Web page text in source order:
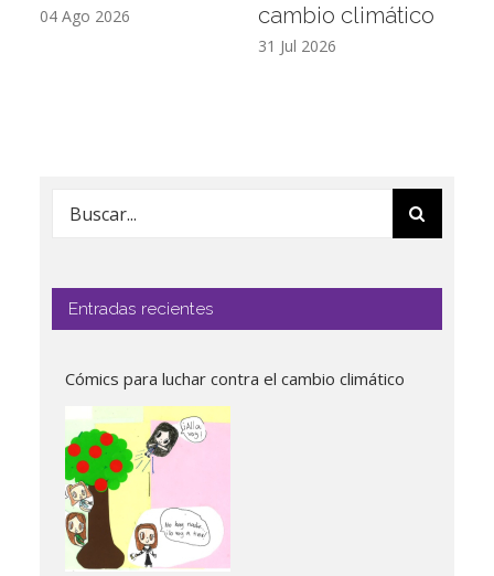
04 Ago 2026
cambio climático
31 Jul 2026
Buscar:
Entradas recientes
Cómics para luchar contra el cambio climático